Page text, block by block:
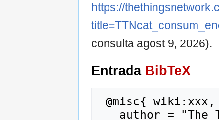
https://
consulta agost 9, 2026).
Entrada BibTeX